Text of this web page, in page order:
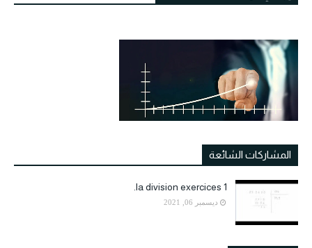
المشاركات الشائعة
la division exercices 1.
ديسمبر 06, 2021